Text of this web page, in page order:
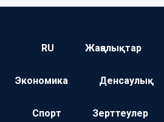
RU Жаңалықтар
Экономика Денсаулық
Спорт Зерттеулер